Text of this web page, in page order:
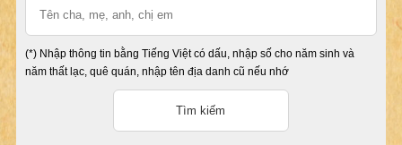
(*) Nhập thông tin bằng Tiếng Việt có dấu, nhập số cho năm sinh và
năm thất lạc, quê quán, nhập tên địa danh cũ nếu nhớ